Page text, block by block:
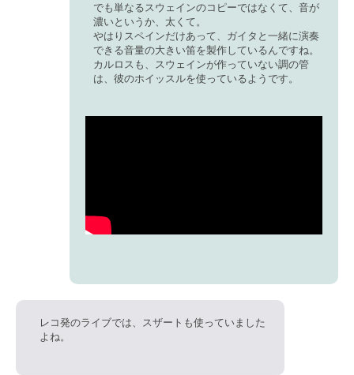
でも単なるスウェインのコピーではなくて、音が
濃いというか、太くて。
やはりスペインだけあって、ガイタと一緒に演奏
できる音量の大きい笛を製作しているんですね。
カルロスも、スウェインが作っていない調の管
は、彼のホイッスルを使っているようです。
レコ発のライブでは、スザートも使っていました
よね。